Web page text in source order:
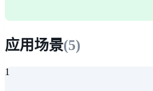
应用场景(5)
1